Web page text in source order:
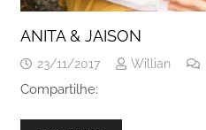
ANITA & JAISON
23/11/2017 Willian
Compartilhe: